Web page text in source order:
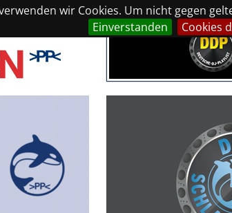
wir Cookies. Um nicht gegen
Einverstanden
Cookies